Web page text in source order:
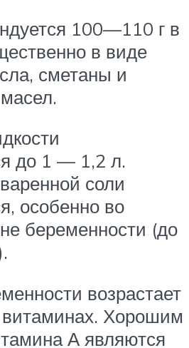
100—110 г в
в виде
сметаны и
до 1 — 1,2 л.
соли
особенно во
беременности (до
возрастает
витаминах. Хорошим
А являются